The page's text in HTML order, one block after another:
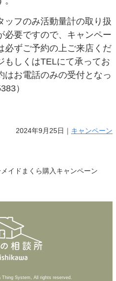
フのみ活動量計の取り扱
必要ですので、キャンペー
必ずご予約の上ご来店くだ
もしくはTELにて承ってお
はお電話のみの受付となっ
）
2024年9月25日｜ キャンペーン
イドまくら購入キャンペーン
System, All rights reserved.